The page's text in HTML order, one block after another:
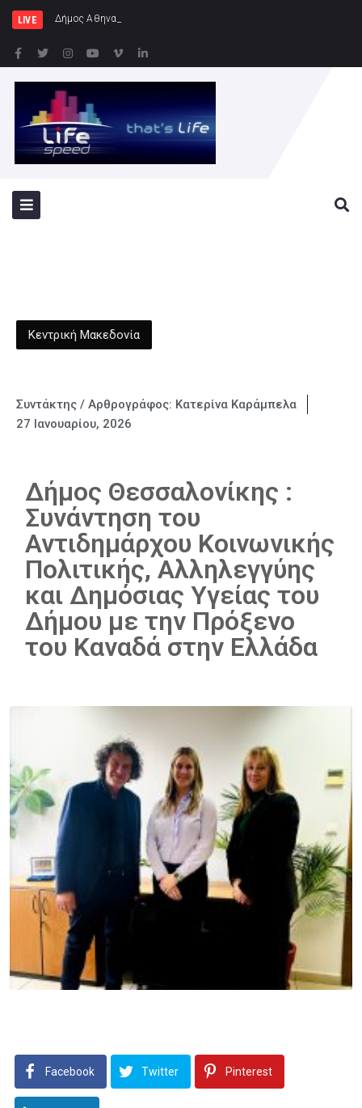
LIVE Δήμος Αθηναίων: Συνεχίζονται οι ε
Κεντρική Μακεδονία
Συντάκτης / Αρθρογράφος: Κατερίνα Καράμπελα
27 Ιανουαρίου, 2026
Δήμος Θεσσαλονίκης :
Συνάντηση του
Αντιδημάρχου Κοινωνικής
Πολιτικής, Αλληλεγγύης
και Δημόσιας Υγείας του
Δήμου με την Πρόξενο
του Καναδά στην Ελλάδα
Facebook Twitter Pinterest